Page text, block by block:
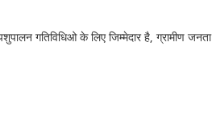
गतिविधिओ के लिए जिम्मेदार है, ग्रामीण